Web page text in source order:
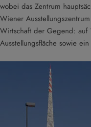
wobei das Zentrum
Wiener
Wirtschaft der Gegend:
Ausstellungsfläche sowie